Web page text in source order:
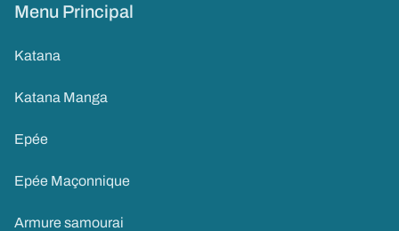
Menu Principal
Katana
Katana Manga
Epée
Epée Maçonnique
Armure samourai